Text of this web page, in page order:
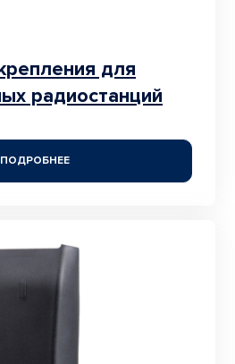
для
радиостанций
ПОДРОБНЕЕ